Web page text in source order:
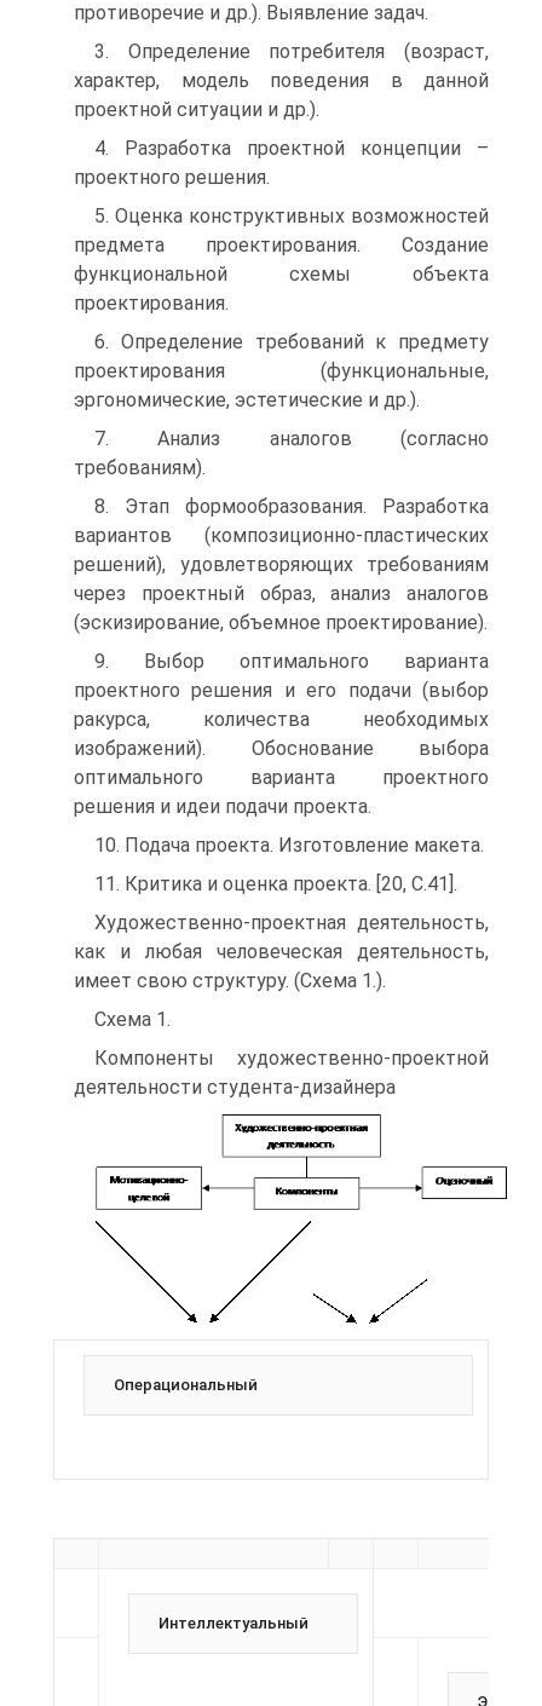
противоречие и др.). Выявление задач.
3. Определение потребителя (возраст,
характер, модель поведения в данной
проектной ситуации и др.).
4. Разработка проектной концепции –
проектного решения.
5. Оценка конструктивных возможностей
предмета проектирования. Создание
функциональной схемы объекта
проектирования.
6. Определение требований к предмету
проектирования (функциональные,
эргономические, эстетические и др.).
7. Анализ аналогов (согласно
требованиям).
8. Этап формообразования. Разработка
вариантов (композиционно-пластических
решений), удовлетворяющих требованиям
через проектный образ, анализ аналогов
(эскизирование, объемное проектирование).
9. Выбор оптимального варианта
проектного решения и его подачи (выбор
ракурса, количества необходимых
изображений). Обоснование выбора
оптимального варианта проектного
решения и идеи подачи проекта.
10. Подача проекта. Изготовление макета.
11. Критика и оценка проекта. [20, С.41].
Художественно-проектная деятельность,
как и любая человеческая деятельность,
имеет свою структуру. (Схема 1.).
Схема 1.
Компоненты художественно-проектной
деятельности студента-дизайнера
Операциональный
Интеллектуальный